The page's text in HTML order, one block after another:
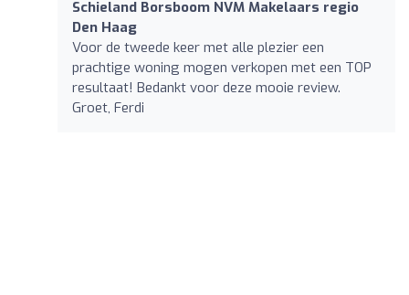
Schieland Borsboom NVM Makelaars regio
Den Haag
Voor de tweede keer met alle plezier een
prachtige woning mogen verkopen met een TOP
resultaat! Bedankt voor deze mooie review.
Groet, Ferdi